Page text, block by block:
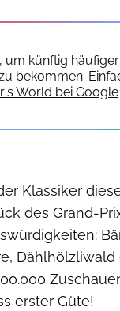
um künftig
bekommen.
World bei Google
Klassiker
des Grand-
Dählhölzliwald
erster Güte!